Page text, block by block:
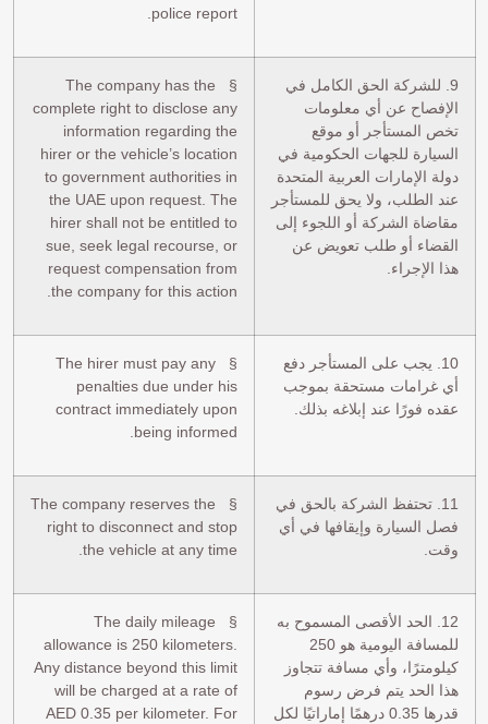
police report.
9. للشركة الحق الكامل في
الإفصاح عن أي معلومات
تخص المستأجر أو موقع
السيارة للجهات الحكومية في
دولة الإمارات العربية المتحدة
عند الطلب، ولا يحق للمستأجر
مقاضاة الشركة أو اللجوء إلى
القضاء أو طلب تعويض عن
هذا الإجراء.
§ The company has the
complete right to disclose any
information regarding the
hirer or the vehicle’s location
to government authorities in
the UAE upon request. The
hirer shall not be entitled to
sue, seek legal recourse, or
request compensation from
the company for this action.
10. يجب على المستأجر دفع
أي غرامات مستحقة بموجب
عقده فورًا عند إبلاغه بذلك.
§ The hirer must pay any
penalties due under his
contract immediately upon
being informed.
11. تحتفظ الشركة بالحق في
فصل السيارة وإيقافها في أي
وقت.
§ The company reserves the
right to disconnect and stop
the vehicle at any time.
12. الحد الأقصى المسموح به
للمسافة اليومية هو 250
كيلومترًا، وأي مسافة تتجاوز
هذا الحد يتم فرض رسوم
قدرها 0.35 درهمًا إماراتيًا لكل
§ The daily mileage
allowance is 250 kilometers.
Any distance beyond this limit
will be charged at a rate of
AED 0.35 per kilometer. For